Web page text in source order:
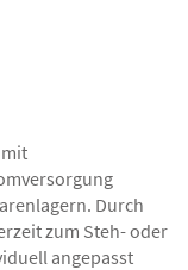
mit
Durch
zum Steh- oder
angepasst